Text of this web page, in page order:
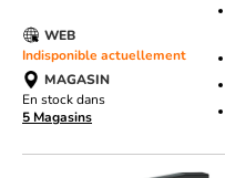
WEB
Indisponible actuellement
MAGASIN
En stock dans
5 Magasins